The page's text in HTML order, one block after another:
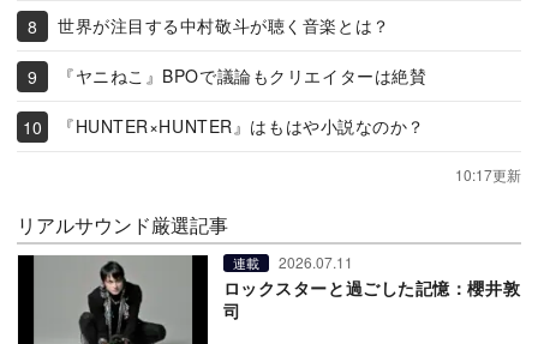
世界が注目する中村敬斗が聴く音楽とは？
『ヤニねこ』BPOで議論もクリエイターは絶賛
『HUNTER×HUNTER』はもはや小説なのか？
10:17更新
リアルサウンド厳選記事
連載 2026.07.11
ロックスターと過ごした記憶：櫻井敦
司